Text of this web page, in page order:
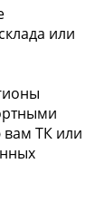
или
ТК или